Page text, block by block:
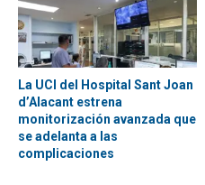
La UCI del Hospital Sant Joan
d’Alacant estrena
monitorización avanzada que
se adelanta a las
complicaciones